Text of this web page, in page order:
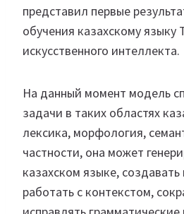
представил первые
обучения казахскому языку
искусственного интеллекта.
На данный момент модель
задачи в таких областях
лексика, морфология,
частности, она может
казахском языке,
работать с контекстом,